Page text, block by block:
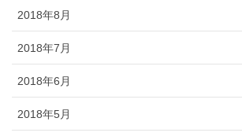
2018年8月
2018年7月
2018年6月
2018年5月